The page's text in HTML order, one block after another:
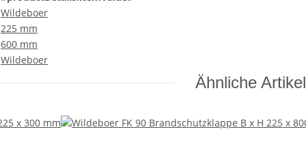
Wildeboer
225 mm
600 mm
Wildeboer
Ähnliche Artikel